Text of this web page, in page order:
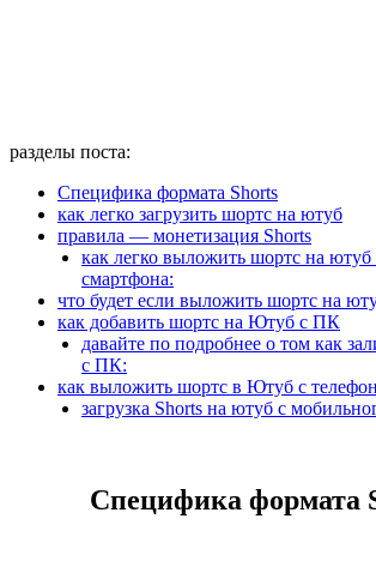
разделы поста:
Специфика формата Shorts
как легко загрузить шортс на ютуб
правила — монетизация Shorts
как легко выложить шортс на
смартфона:
что будет если выложить шортс на
как добавить шортс на Ютуб с ПК
давайте по подробнее о том как
с ПК:
как выложить шортс в Ютуб с
загрузка Shorts на ютуб с
Специфика формата